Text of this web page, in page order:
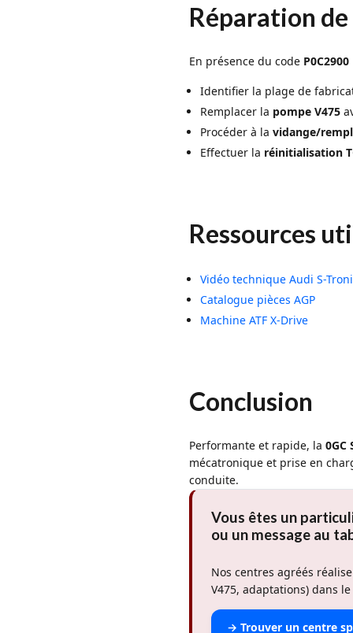
Réparation
En présence du code P0C2900
Identifier la plage de
Remplacer la pompe V475
Procéder à la vidange/
Effectuer la réinitialisation
Ressources
Vidéo technique Audi S-
Catalogue pièces AGP
Machine ATF X-Drive
Conclusion
Performante et rapide, la 0GC
mécatronique et prise en
conduite.
Vous êtes un
ou un message au
Nos centres agréés
V475, adaptations) dans
→ Trouver un centre